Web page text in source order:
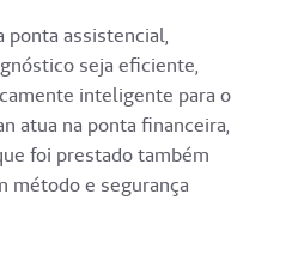
ponta assistencial,
seja eficiente,
inteligente para o
atua na ponta financeira,
foi prestado também
método e segurança